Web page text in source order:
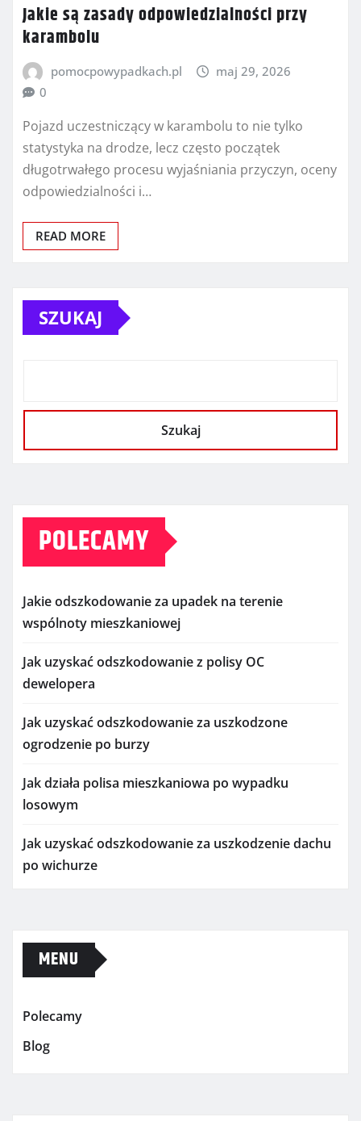
Jakie są zasady odpowiedzialności przy
karambolu
pomocpowypadkach.pl
maj 29, 2026
0
Pojazd uczestniczący w karambolu to nie tylko
statystyka na drodze, lecz często początek
długotrwałego procesu wyjaśniania przyczyn, oceny
odpowiedzialności i…
READ MORE
SZUKAJ
Szukaj
POLECAMY
Jakie odszkodowanie za upadek na terenie
wspólnoty mieszkaniowej
Jak uzyskać odszkodowanie z polisy OC
dewelopera
Jak uzyskać odszkodowanie za uszkodzone
ogrodzenie po burzy
Jak działa polisa mieszkaniowa po wypadku
losowym
Jak uzyskać odszkodowanie za uszkodzenie dachu
po wichurze
MENU
Polecamy
Blog